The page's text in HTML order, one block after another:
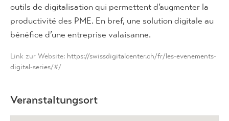
outils de digitalisation qui permettent d’augmenter la
productivité des PME. En bref, une solution digitale au
bénéfice d’une entreprise valaisanne.
Link zur Website: https://swissdigitalcenter.ch/fr/les-evenements-
digital-series/#/
Veranstaltungsort